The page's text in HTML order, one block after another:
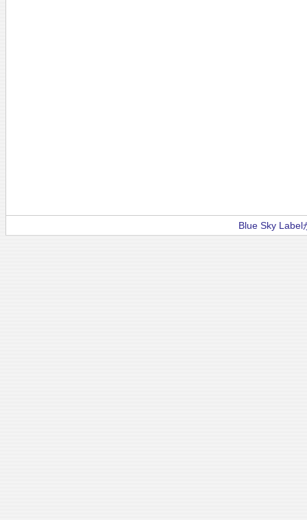
Blue Sky Label